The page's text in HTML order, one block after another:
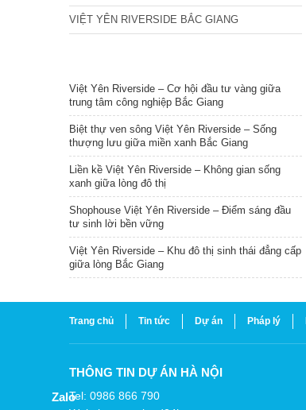
VIỆT YÊN RIVERSIDE BẮC GIANG
Việt Yên Riverside – Cơ hội đầu tư vàng giữa
trung tâm công nghiệp Bắc Giang
Biệt thự ven sông Việt Yên Riverside – Sống
thượng lưu giữa miền xanh Bắc Giang
Liền kề Việt Yên Riverside – Không gian sống
xanh giữa lòng đô thị
Shophouse Việt Yên Riverside – Điểm sáng đầu
tư sinh lời bền vững
Việt Yên Riverside – Khu đô thị sinh thái đẳng cấp
giữa lòng Bắc Giang
Trang chủ Tin tức Dự án Pháp lý
THÔNG TIN DỰ ÁN HÀ NỘI
Tel: 0986 866 790
Zalo